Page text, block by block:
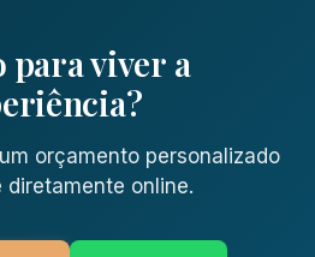
para viver a
orçamento personalizado
diretamente online.